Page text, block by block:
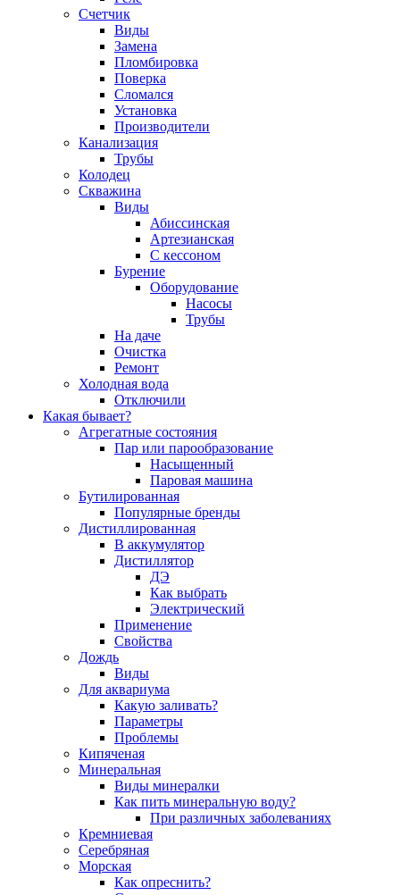
Счетчик
Виды
Замена
Пломбировка
Поверка
Сломался
Установка
Производители
Канализация
Трубы
Колодец
Скважина
Виды
Абиссинская
Артезианская
С кессоном
Бурение
Оборудование
Насосы
Трубы
На даче
Очистка
Ремонт
Холодная вода
Отключили
Какая бывает?
Агрегатные состояния
Пар или парообразование
Насыщенный
Паровая машина
Бутилированная
Популярные бренды
Дистиллированная
В аккумулятор
Дистиллятор
ДЭ
Как выбрать
Электрический
Применение
Свойства
Дождь
Виды
Для аквариума
Какую заливать?
Параметры
Проблемы
Кипяченая
Минеральная
Виды минералки
Как пить минеральную воду?
При различных заболеваниях
Кремниевая
Серебряная
Морская
Как опреснить?